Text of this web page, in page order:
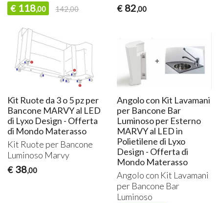
€ 118,00 142,00
€ 82,00
Kit Ruote da 3 o 5 pz per
Bancone MARVY al LED
di Lyxo Design - Offerta
di Mondo Materasso
Kit Ruote per Bancone
Luminoso Marvy
€ 38,00
Angolo con Kit Lavamani
per Bancone Bar
Luminoso per Esterno
MARVY al LED in
Polietilene di Lyxo
Design - Offerta di
Mondo Materasso
Angolo con Kit Lavamani
per Bancone Bar
Luminoso